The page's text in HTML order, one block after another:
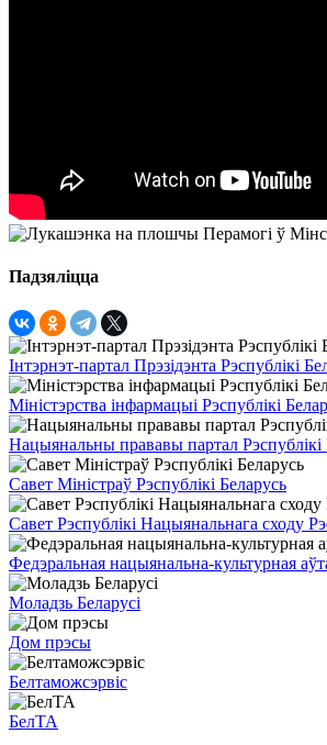
Падзяліцца
Інтэрнэт-партал Прэзідэнта Рэспублікі
Міністэрства інфармацыі Рэспублікі
Нацыянальны прававы партал Рэспублікі
Савет Міністраў Рэспублікі Беларусь
Савет Рэспублікі Нацыянальнага сходу
Федэральная нацыянальна-культурная
Моладзь Беларусі
Дом прэсы
Белтаможсэрвіс
БелТА